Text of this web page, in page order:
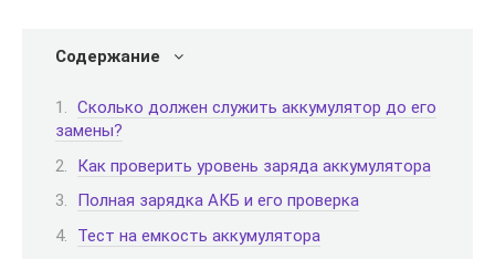
Содержание
Сколько должен служить аккумулятор до его
замены?
Как проверить уровень заряда аккумулятора
Полная зарядка АКБ и его проверка
Тест на емкость аккумулятора